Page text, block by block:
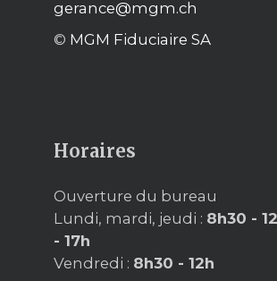
gerance@mgm.ch
© MGM Fiduciaire SA
Horaires
Ouverture du bureau
Lundi, mardi, jeudi : 8h30 -
- 17h
Vendredi : 8h30 - 12h